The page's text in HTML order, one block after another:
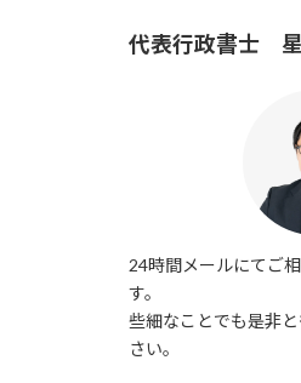
代表行政書士
24時間メールにてご
す。
些細なことでも是非
さい。